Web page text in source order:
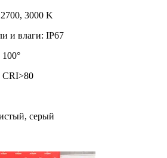
3000 K
и влаги: IP67
CRI>80
серый